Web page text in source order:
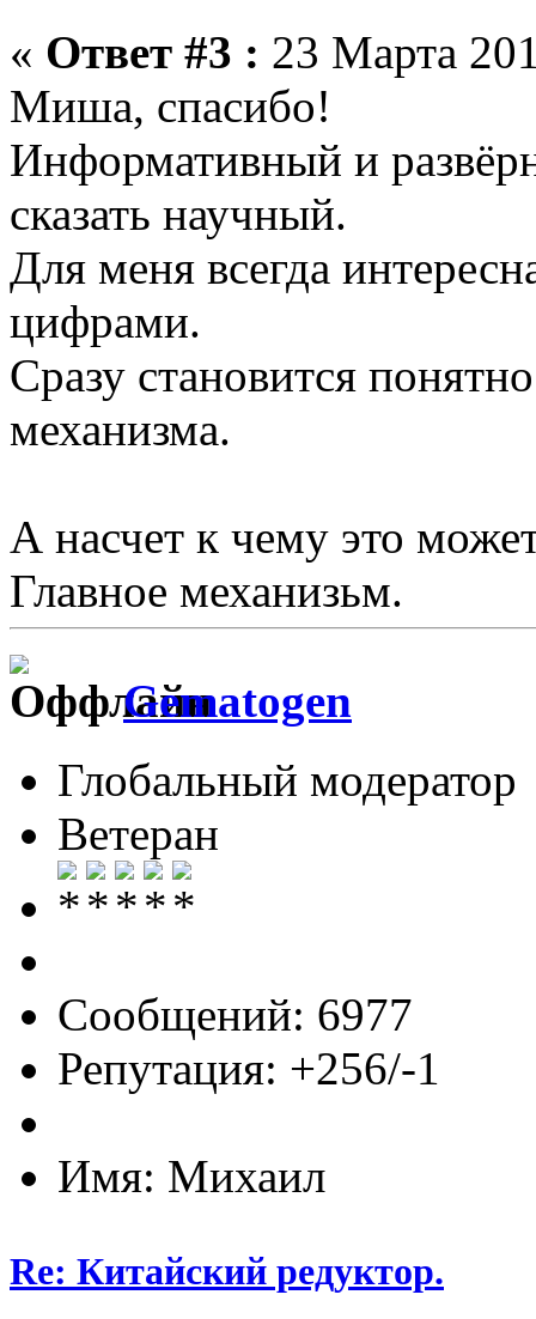
« Ответ #3 : 23 Марта
Миша, спасибо!
Информативный и
сказать научный.
Для меня всегда
цифрами.
Сразу становится
механизма.
А насчет к чему это
Главное механизьм.
Gematogen
Глобальный модератор
Ветеран
Сообщений: 6977
Репутация: +256/-1
Имя: Михаил
Re: Китайский редуктор.